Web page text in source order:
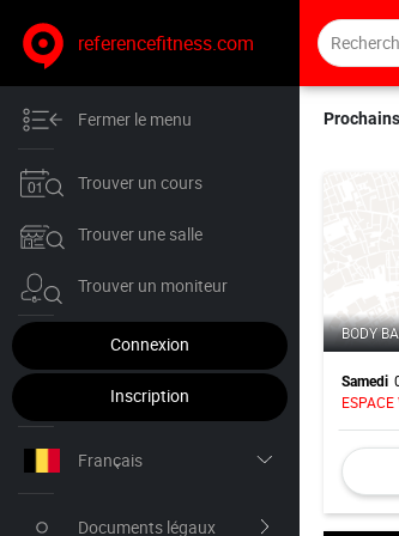
referencefitness.com
Fermer le menu
Trouver un cours
Trouver une salle
Trouver un moniteur
Connexion
Inscription
Français
Documents légaux
BODY
Samedi
ESPACE